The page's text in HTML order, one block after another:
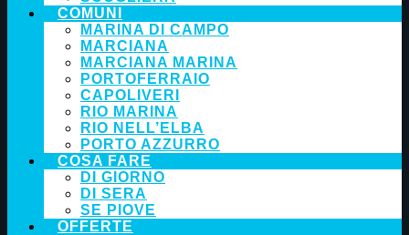
COMUNI
MARINA DI CAMPO
MARCIANA
MARCIANA MARINA
PORTOFERRAIO
CAPOLIVERI
RIO MARINA
RIO NELL’ELBA
PORTO AZZURRO
COSA FARE
DI GIORNO
DI SERA
SE PIOVE
OFFERTE